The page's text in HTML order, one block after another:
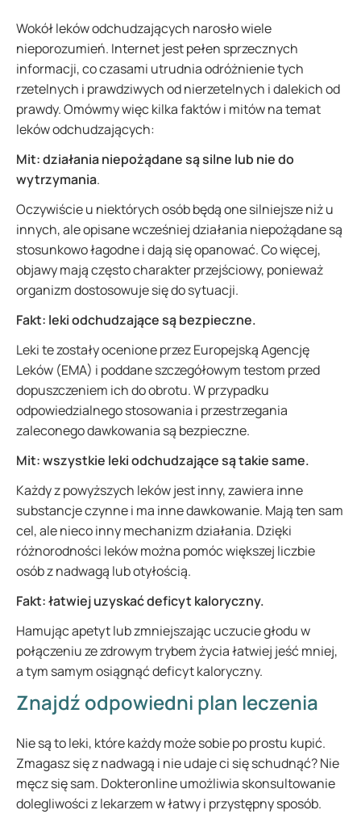
Wokół leków odchudzających narosło wiele
nieporozumień. Internet jest pełen sprzecznych
informacji, co czasami utrudnia odróżnienie tych
rzetelnych i prawdziwych od nierzetelnych i dalekich od
prawdy. Omówmy więc kilka faktów i mitów na temat
leków odchudzających:
Mit: działania niepożądane są silne lub nie do
wytrzymania.
Oczywiście u niektórych osób będą one silniejsze niż u
innych, ale opisane wcześniej działania niepożądane są
stosunkowo łagodne i dają się opanować. Co więcej,
objawy mają często charakter przejściowy, ponieważ
organizm dostosowuje się do sytuacji.
Fakt: leki odchudzające są bezpieczne.
Leki te zostały ocenione przez Europejską Agencję
Leków (EMA) i poddane szczegółowym testom przed
dopuszczeniem ich do obrotu. W przypadku
odpowiedzialnego stosowania i przestrzegania
zaleconego dawkowania są bezpieczne.
Mit: wszystkie leki odchudzające są takie same.
Każdy z powyższych leków jest inny, zawiera inne
substancje czynne i ma inne dawkowanie. Mają ten sam
cel, ale nieco inny mechanizm działania. Dzięki
różnorodności leków można pomóc większej liczbie
osób z nadwagą lub otyłością.
Fakt:łatwiej uzyskać deficyt kaloryczny.
Hamując apetyt lub zmniejszając uczucie głodu w
połączeniu ze zdrowym trybem życia łatwiej jeść mniej,
a tym samym osiągnąć deficyt kaloryczny.
Znajdź odpowiedni plan leczenia
Nie są to leki, które każdy może sobie po prostu kupić.
Zmagasz się z nadwagą i nie udaje ci się schudnąć? Nie
męcz się sam. Dokteronline umożliwia skonsultowanie
dolegliwości z lekarzem w łatwy i przystępny sposób.